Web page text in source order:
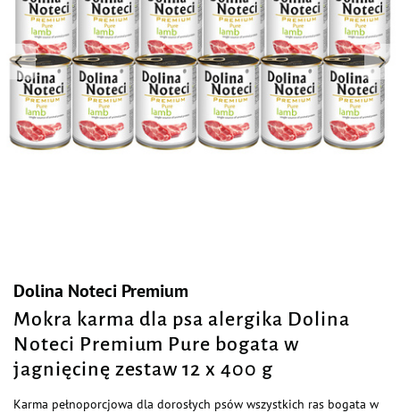
Dolina Noteci Premium
Mokra karma dla psa alergika Dolina
Noteci Premium Pure bogata w
jagnięcinę zestaw 12 x 400 g
Karma pełnoporcjowa dla dorosłych psów wszystkich ras bogata w